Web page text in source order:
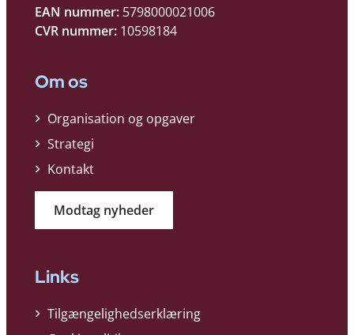
EAN nummer: 5798000021006
CVR nummer: 10598184
Om os
Organisation og opgaver
Strategi
Kontakt
Modtag nyheder
Links
Tilgængelighedserklæring